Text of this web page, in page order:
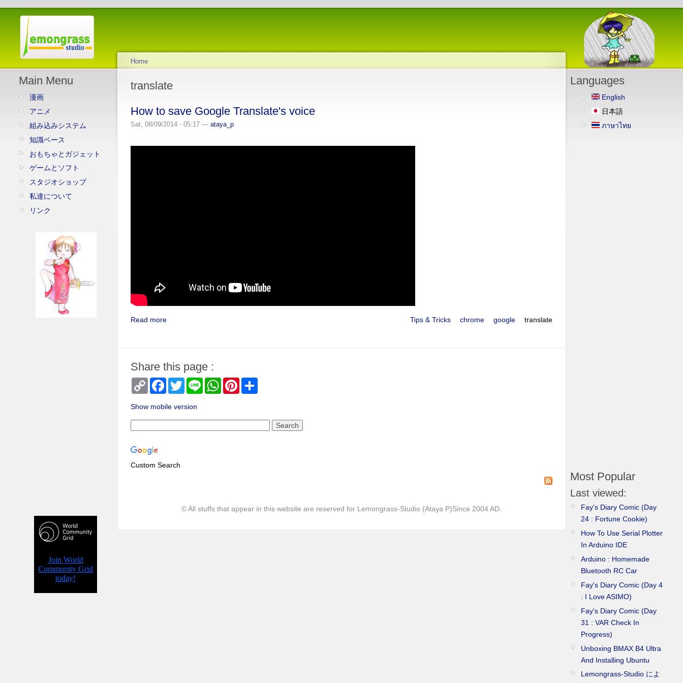
Main Menu
漫画
アニメ
組み込みシステム
知識ベース
おもちゃとガジェット
ゲームとソフト
スタジオショップ
私達について
リンク
Home
translate
How to save Google Translate's voice
Sat, 08/09/2014 - 05:17 — ataya_p
Tips & Tricks chrome google translate
Read more
Share this page :
Copy
Link
Facebook
TwitterLine WhatsAppPinterest
Show mobile version
Custom Search
© All stuffs that appear in this website are reserved for Lemongrass-Studio (Ataya P)Since 2004 AD.
Languages
English
日本語
ภาษาไทย
Most Popular
Last viewed:
Fay's Diary Comic (Day
24 : Fortune Cookie)
How To Use Serial Plotter
In Arduino IDE
Arduino : Homemade
Bluetooth RC Car
Fay's Diary Comic (Day 4
: I Love ASIMO)
Fay's Diary Comic (Day
31 : VAR Check In
Progress)
Unboxing BMAX B4 Ultra
And Installing Ubuntu
Lemongrass-Studio によ